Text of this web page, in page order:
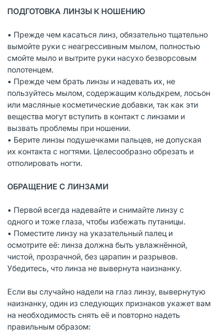
ПОДГОТОВКА ЛИНЗЫ К НОШЕНИЮ
• Прежде чем касаться линз, обязательно тщательно
вымойте руки с неагрессивным мылом, полностью
смойте мыло и вытрите руки насухо безворсовым
полотенцем.
• Прежде чем брать линзы и надевать их, не
пользуйтесь мылом, содержащим кольдкрем, лосьон
или масляные косметические добавки, так как эти
вещества могут вступить в контакт с линзами и
вызвать проблемы при ношении.
• Берите линзы подушечками пальцев, не допуская
их контакта с ногтями. Целесообразно обрезать и
отполировать ногти.
ОБРАЩЕНИЕ С ЛИНЗАМИ
• Первой всегда надевайте и снимайте линзу с
одного и тоже глаза, чтобы избежать путаницы.
• Поместите линзу на указательный палец и
осмотрите её: линза должна быть увлажнённой,
чистой, прозрачной, без царапин и разрывов.
Убедитесь, что линза не вывернута наизнанку.
Если вы случайно надели на глаз линзу, вывернутую
наизнанку, один из следующих признаков укажет вам
на необходимость снять её и повторно надеть
правильным образом: